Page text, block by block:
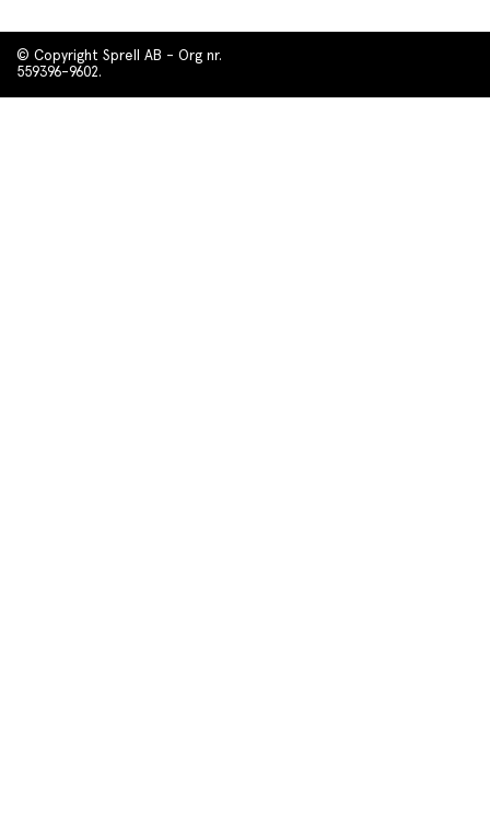
© Copyright Sprell AB - Org nr.
559396-9602.